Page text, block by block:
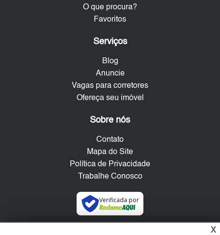
O que procura?
Favoritos
Serviços
Blog
Anuncie
Vagas para corretores
Ofereça seu imóvel
Sobre nós
Contato
Mapa do Site
Política de Privacidade
Trabalhe Conosco
Verificada por
X